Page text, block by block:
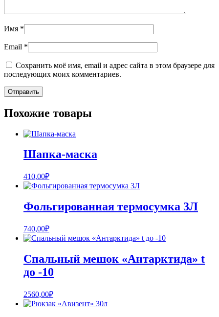
Имя *
Email *
Сохранить моё имя, email и адрес сайта в этом браузере для
последующих моих комментариев.
Похожие товары
Шапка-маска
410,00₽
Фольгированная термосумка 3Л
740,00₽
Спальный мешок «Антарктида» t
до -10
2560,00₽